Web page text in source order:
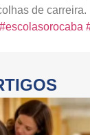
de carreira.
#escolasorocaba